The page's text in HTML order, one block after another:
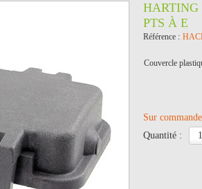
HARTING
PTS À E
Référence :
Couvercle
Sur commande
quantité :